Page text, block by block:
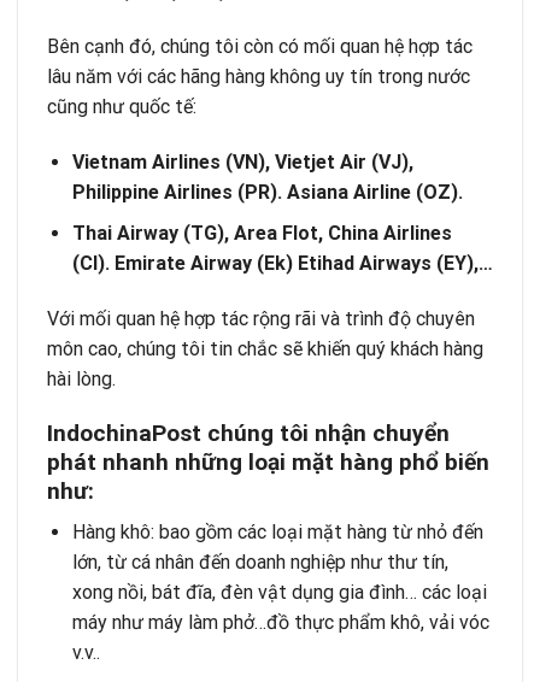
Bên cạnh đó, chúng tôi còn có mối quan hệ hợp tác
lâu năm với các hãng hàng không uy tín trong nước
cũng như quốc tế:
Vietnam Airlines (VN), Vietjet Air (VJ),
Philippine Airlines (PR). Asiana Airline (OZ).
Thai Airway (TG), Area Flot, China Airlines
(CI). Emirate Airway (Ek) Etihad Airways (EY),…
Với mối quan hệ hợp tác rộng rãi và trình độ chuyên
môn cao, chúng tôi tin chắc sẽ khiến quý khách hàng
hài lòng.
IndochinaPost chúng tôi nhận chuyển
phát nhanh những loại mặt hàng phổ biến
như:
Hàng khô: bao gồm các loại mặt hàng từ nhỏ đến
lớn, từ cá nhân đến doanh nghiệp như thư tín,
xong nồi, bát đĩa, đèn vật dụng gia đình… các loại
máy như máy làm phở…đồ thực phẩm khô, vải vóc
v.v..